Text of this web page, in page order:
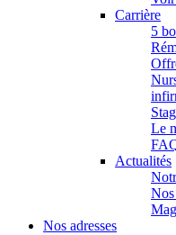
Carrière
5
Le
Actualités
Nos
Nos adresses